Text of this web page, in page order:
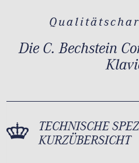
Die C. Bechstein
TECHNISCHE
KURZÜBERSICHT